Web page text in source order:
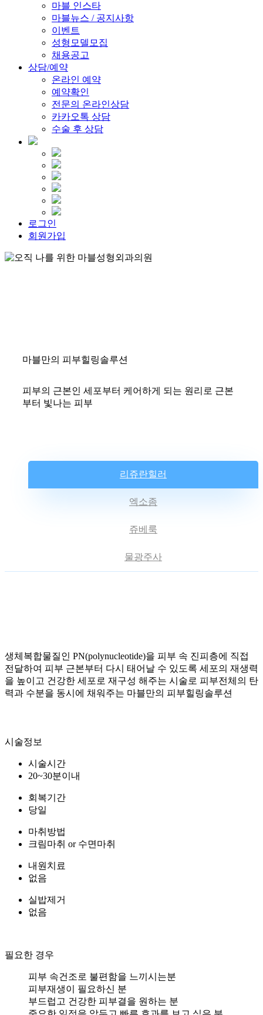
마블 인스타
마블뉴스 / 공지사항
이벤트
성형모델모집
채용공고
상담/예약
온라인 예약
예약확인
전문의 온라인상담
카카오톡 상담
수술 후 상담
로그인
회원가입
마블만의 피부힐링솔루션
피부의 근본인 세포부터 케어하게 되는 원리로 근본
부터 빛나는 피부
리쥬란힐러
엑소좀
쥬베룩
물광주사
생체복합물질인 PN(polynucleotide)을 피부 속 진피층에 직접
전달하여 피부 근본부터 다시 태어날 수 있도록 세포의 재생력
을 높이고 건강한 세포로 재구성 해주는 시술로 피부전체의 탄
력과 수분을 동시에 채워주는 마블만의 피부힐링솔루션
시술정보
시술시간
20~30분이내
회복기간
당일
마취방법
크림마취 or 수면마취
내원치료
없음
실밥제거
없음
필요한 경우
피부 속건조로 불편함을 느끼시는분
피부재생이 필요하신 분
부드럽고 건강한 피부결을 원하는 분